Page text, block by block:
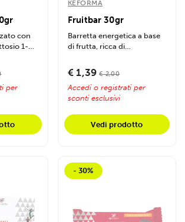
con
1-6
per
KEFORMA
Fruitbar 30gr
Barretta energetica a base
di frutta, ricca di
ideale per...
€ 1,39 € 2,00
Accedi o registrati per
sconti esclusivi
Vedi prodotto
- 30%